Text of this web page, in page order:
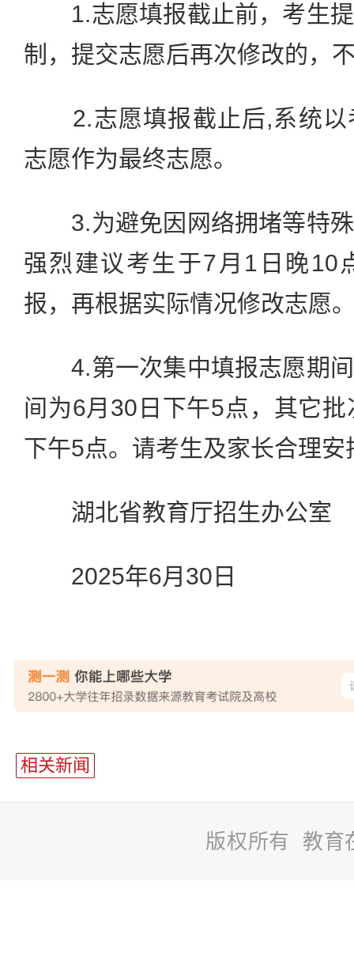
1.志愿填报截止前，考生提
制，提交志愿后再次修改的，
2.志愿填报截止后,系统以
志愿作为最终志愿。
3.为避免因网络拥堵等特殊
强烈建议考生于7月1日晚10
报，再根据实际情况修改志愿
4.第一次集中填报志愿期间
间为6月30日下午5点，其它
下午5点。请考生及家长合理
湖北省教育厅招生办公室
2025年6月30日
相关新闻
版权所有 教育